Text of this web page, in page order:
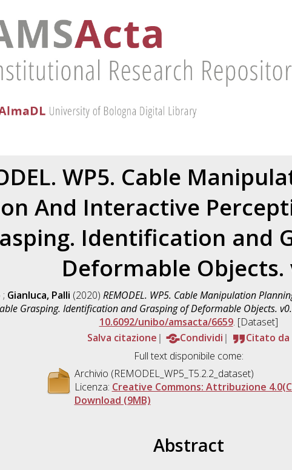
WP5. Cable
And Interactive
Identification and
Deformable Objects.
; Gianluca, Palli (2020) REMODEL. WP5. Cable Manipulation
Grasping. Identification and Grasping of Deformable Objects. v0.
10.6092/unibo/amsacta/6659. [Dataset]
Salva citazione
Condividi
Citato da
Full text disponibile come:
Archivio (REMODEL_WP5_T5.2.2_dataset)
Licenza: Creative Commons: Attribuzione
Download (9MB)
Abstract